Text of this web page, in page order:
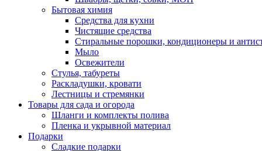
Бытовая химия
Средства для кухни
Чистящие средства
Стиральные порошки, кондиционеры и
Мыло
Освежители
Стулья, табуреты
Раскладушки, кровати
Лестницы и стремянки
Товары для сада и огорода
Шланги и комплекты полива
Пленка и укрывной материал
Подарки
Cладкие подарки